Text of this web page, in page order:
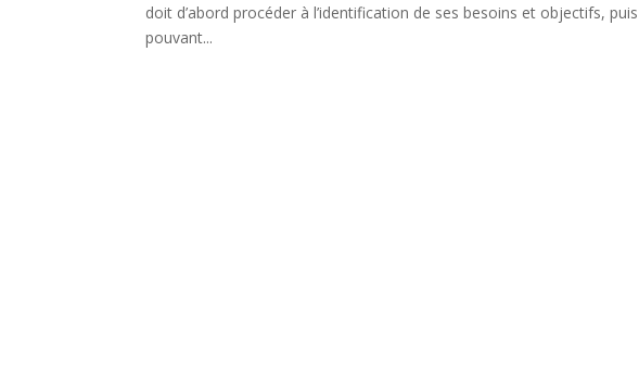
doit d’abord procéder à l’identification de ses besoins et objectifs,
pouvant...